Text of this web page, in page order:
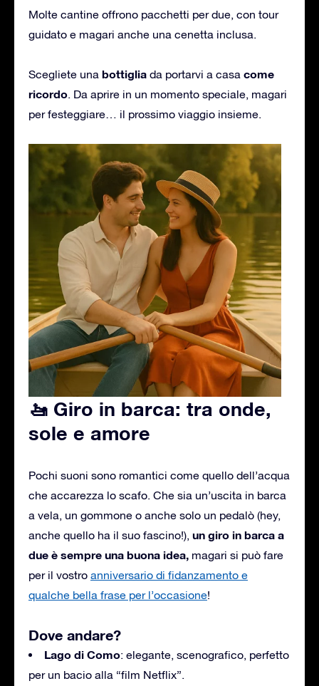
Molte cantine offrono pacchetti per due, con tour
guidato e magari anche una cenetta inclusa.
Scegliete una bottiglia da portarvi a casa come
ricordo. Da aprire in un momento speciale, magari
per festeggiare… il prossimo viaggio insieme.
🚤 Giro in barca: tra onde,
sole e amore
Pochi suoni sono romantici come quello dell’acqua
che accarezza lo scafo. Che sia un’uscita in barca
a vela, un gommone o anche solo un pedalò (hey,
anche quello ha il suo fascino!), un giro in barca a
due è sempre una buona idea, magari si può fare
per il vostro anniversario di fidanzamento e
qualche bella frase per l’occasione!
Dove andare?
Lago di Como: elegante, scenografico, perfetto
per un bacio alla “film Netflix”.